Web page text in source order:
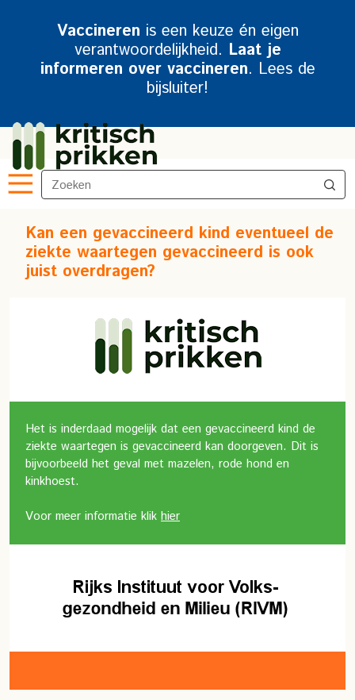
Vaccineren is een keuze én eigen
verantwoordelijkheid. Laat je
informeren over vaccineren. Lees de
bijsluiter!
Kan een gevaccineerd kind eventueel de
ziekte waartegen gevaccineerd is ook
juist overdragen?
Het is inderdaad mogelijk dat een gevaccineerd kind de
ziekte waartegen is gevaccineerd kan doorgeven. Dit is
bijvoorbeeld het geval met mazelen, rode hond en
kinkhoest.
Voor meer informatie klik hier